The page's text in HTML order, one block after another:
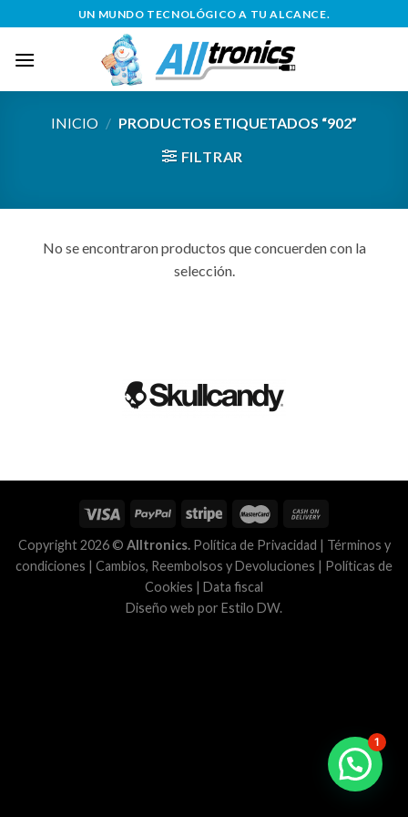
al
contenido
UN MUNDO TECNOLÓGICO A TU ALCANCE.
INICIO / PRODUCTOS ETIQUETADOS “902”
FILTRAR
No se encontraron productos que concuerden con la
selección.
Copyright 2026 © Alltronics. Política de Privacidad | Términos y
condiciones | Cambios, Reembolsos y Devoluciones | Políticas de
Cookies | Data fiscal
Diseño web por Estilo DW.
1